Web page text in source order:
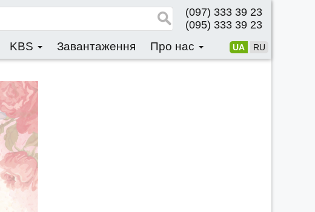
(097) 333 39 23
(095) 333 39 23
KBS Завантаження Про нас UA RU